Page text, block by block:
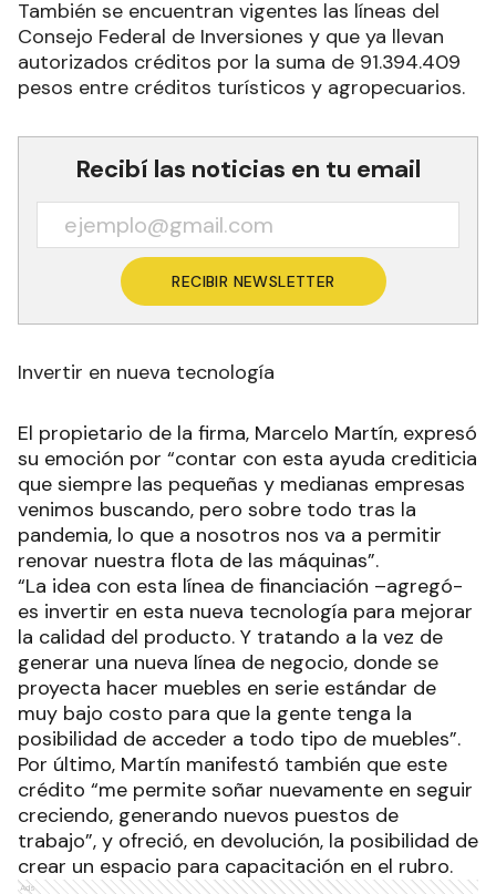
También se encuentran vigentes las líneas del
Consejo Federal de Inversiones y que ya llevan
autorizados créditos por la suma de 91.394.409
pesos entre créditos turísticos y agropecuarios.
Recibí las noticias en tu email
RECIBIR NEWSLETTER
Invertir en nueva tecnología
El propietario de la firma, Marcelo Martín, expresó
su emoción por “contar con esta ayuda crediticia
que siempre las pequeñas y medianas empresas
venimos buscando, pero sobre todo tras la
pandemia, lo que a nosotros nos va a permitir
renovar nuestra flota de las máquinas”.
“La idea con esta línea de financiación –agregó-
es invertir en esta nueva tecnología para mejorar
la calidad del producto. Y tratando a la vez de
generar una nueva línea de negocio, donde se
proyecta hacer muebles en serie estándar de
muy bajo costo para que la gente tenga la
posibilidad de acceder a todo tipo de muebles”.
Por último, Martín manifestó también que este
crédito “me permite soñar nuevamente en seguir
creciendo, generando nuevos puestos de
trabajo”, y ofreció, en devolución, la posibilidad de
crear un espacio para capacitación en el rubro.
Ads